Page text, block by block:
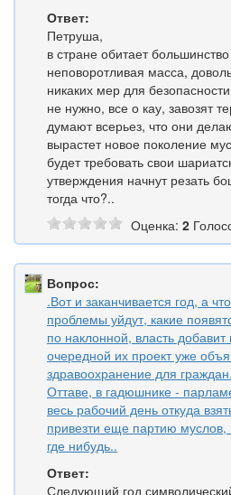
Ответ:
Петруша,
в стране обитает
неповоротливая масса,
никаких мер для
не нужно, все о кау, завозят
думают всерьез, что они
вырастет новое поколение
будет требовать свои
утверждения начнут резать
тогда что?..
Оценка: 2
Вопрос:
.Вот и заканчивается год, а
проблемы уйдут, какие
по наклонной, власть
очередной их проект уже
здравоохранение для
Оттаве, в гадюшнике -
весь рабочий день откуда
привезти еще партию муслов,
где нибудь..
Ответ:
Следующий год